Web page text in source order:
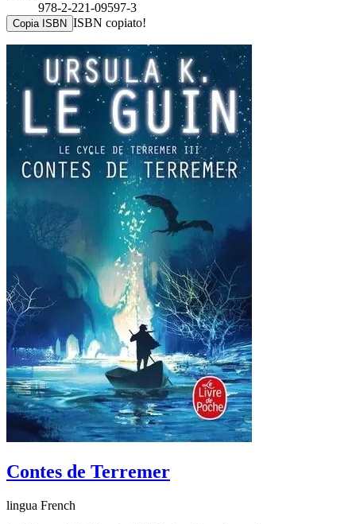
978-2-221-09597-3
Copia ISBN ISBN copiato!
Contes de Terremer
lingua French